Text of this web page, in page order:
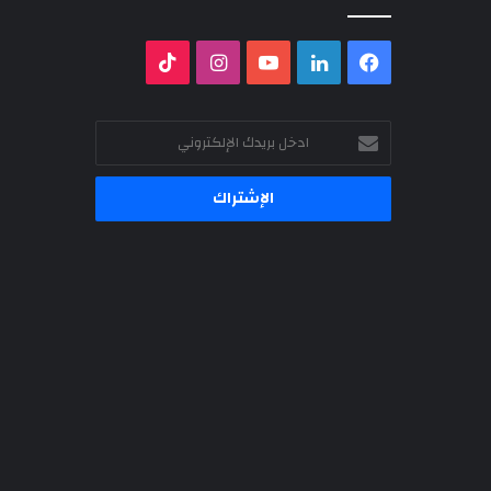
فيسبوك لينكدإن ‫YouTubeانستقرام
ادخل
بريدك
الإلكتروني